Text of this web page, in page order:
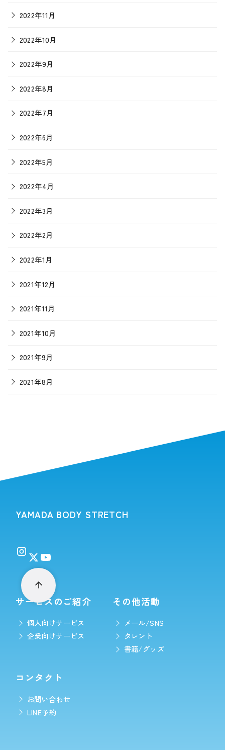
2022年11月
2022年10月
2022年9月
2022年8月
2022年7月
2022年6月
2022年5月
2022年4月
2022年3月
2022年2月
2022年1月
2021年12月
2021年11月
2021年10月
2021年9月
2021年8月
YAMADA BODY STRETCH
サービスのご紹介
個人向けサービス
企業向けサービス
その他活動
メール/SNS
タレント
書籍/グッズ
コンタクト
お問い合わせ
LINE予約